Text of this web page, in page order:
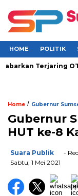
HOME POLITIK
Terjaring OTT
Home / Gubernur
Gubernur
HUT ke-8
Suara Publik
-
Sabtu, 1 Mei 2021